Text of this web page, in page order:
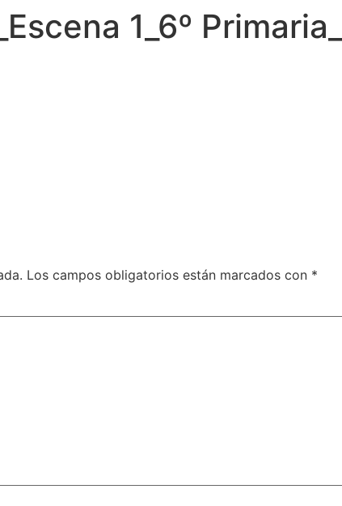
1_6º
Los campos obligatorios están marcados con *